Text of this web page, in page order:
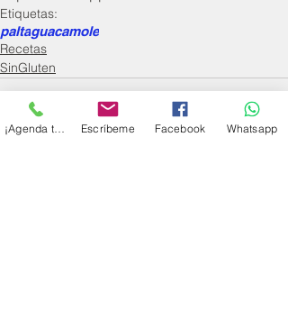
Etiquetas:
paltaguacamole
Recetas
SinGluten
¡Agenda tu cita! Escríbeme Facebook Whatsapp